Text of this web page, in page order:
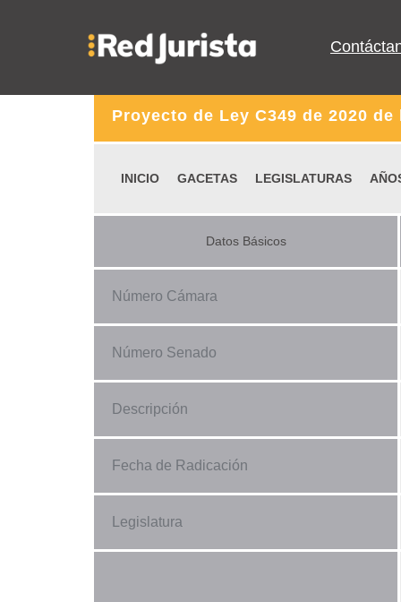
Proyecto de Ley C349 de 2020
INICIO GACETAS LEGISLATURAS
Datos Básicos
Número Cámara
Número Senado
Descripción
Fecha de Radicación
Legislatura